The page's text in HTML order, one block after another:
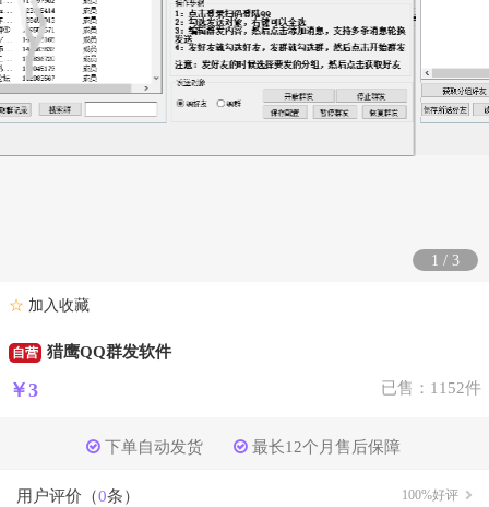
1 / 3
☆ 加入收藏
自营 猎鹰QQ群发软件
￥3 已售：1152件
下单自动发货 最长12个月售后保障
用户评价（0条） 100%好评